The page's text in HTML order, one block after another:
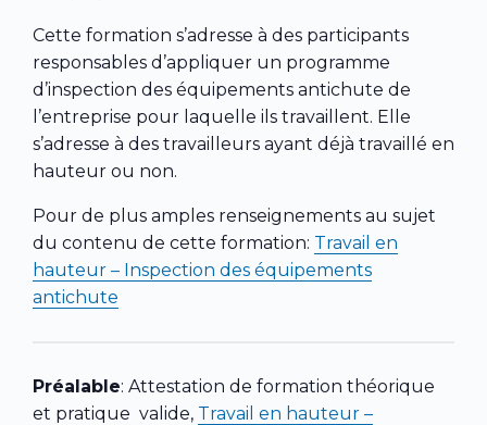
Cette formation s’adresse à des participants
responsables d’appliquer un programme
d’inspection des équipements antichute de
l’entreprise pour laquelle ils travaillent. Elle
s’adresse à des travailleurs ayant déjà travaillé en
hauteur ou non.
Pour de plus amples renseignements au sujet
du contenu de cette formation: Travail en
hauteur – Inspection des équipements
antichute
Préalable: Attestation de formation théorique
et pratique valide, Travail en hauteur –